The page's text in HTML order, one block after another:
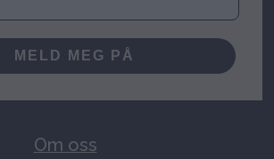
MELD MEG PÅ
Om oss